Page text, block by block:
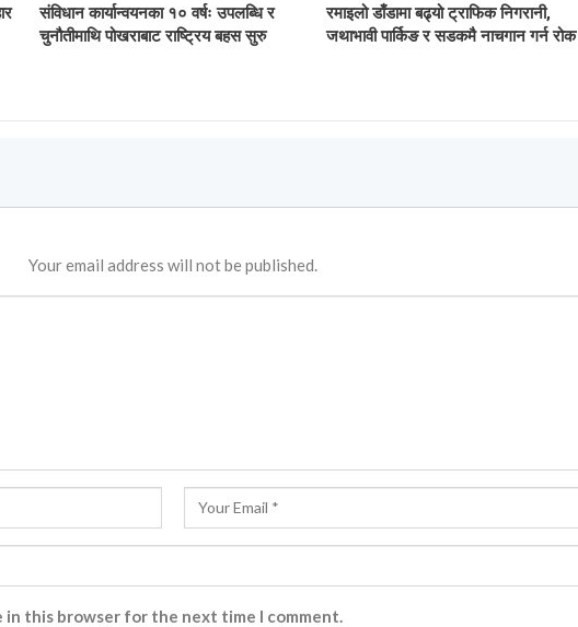
संविधान कार्यान्वयनका १० वर्षः उपलब्धि र
चुनौतीमाथि पोखराबाट राष्ट्रिय बहस सुरु
रमाइलो डाँडामा बढ्यो ट्राफिक निगरानी,
जथाभावी पार्किङ र सडकमै नाचगान गर्न रोक
Your email address will not be published.
in this browser for the next time I comment.